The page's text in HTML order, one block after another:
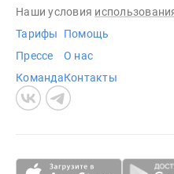
Наши условия
Тарифы
Прессе
Команда
Помощь
О нас
Контакты